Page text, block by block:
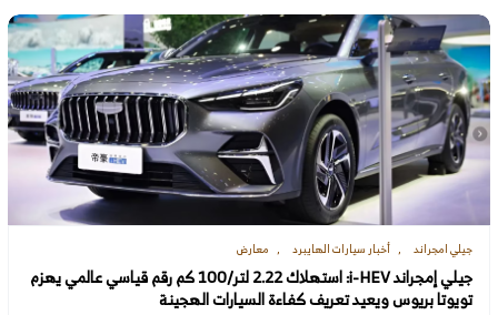
جيلي امجراند أخبار سيارات الهايبرد معارض
جيلي إمجراند i-HEV: استهلاك 2.22 لتر/100 كم رقم قياسي عالمي يهزم
تويوتا بريوس ويعيد تعريف كفاءة السيارات الهجينة